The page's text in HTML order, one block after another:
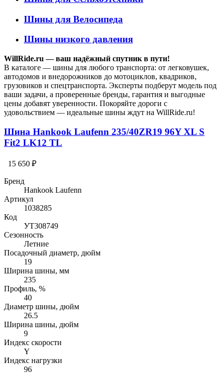
Шины для Велосипеда
Шины низкого давления
WillRide.ru — ваш надёжный спутник в пути!
В каталоге — шины для любого транспорта: от легковушек,
автодомов и внедорожников до мотоциклов, квадриков,
грузовиков и спецтранспорта. Эксперты подберут модель под
ваши задачи, а проверенные бренды, гарантия и выгодные
цены добавят уверенности. Покоряйте дороги с
удовольствием — идеальные шины ждут на WillRide.ru!
Шина Hankook Laufenn 235/40ZR19 96Y XL S
Fit2 LK12 TL
15 650 ₽
Бренд
Hankook Laufenn
Артикул
1038285
Код
УТ308749
Сезонность
Летние
Посадочный диаметр, дюйм
19
Ширина шины, мм
235
Профиль, %
40
Диаметр шины, дюйм
26.5
Ширина шины, дюйм
9
Индекс скорости
Y
Индекс нагрузки
96